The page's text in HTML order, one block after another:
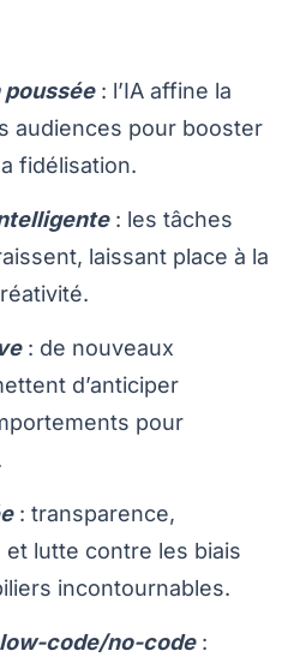
: l’IA affine la
audiences pour booster
fidélisation.
: les tâches
laissant place à la
: de nouveaux
d’anticiper
pour
: transparence,
et lutte contre les biais
incontournables.
code/no-code: